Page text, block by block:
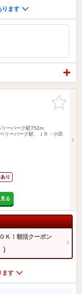
ります
お気に入
りに追加
リーパーク駅752m
リーパーク駅、ＪＲ・小田
り
る
Ｋ！朝活クーポン
ます